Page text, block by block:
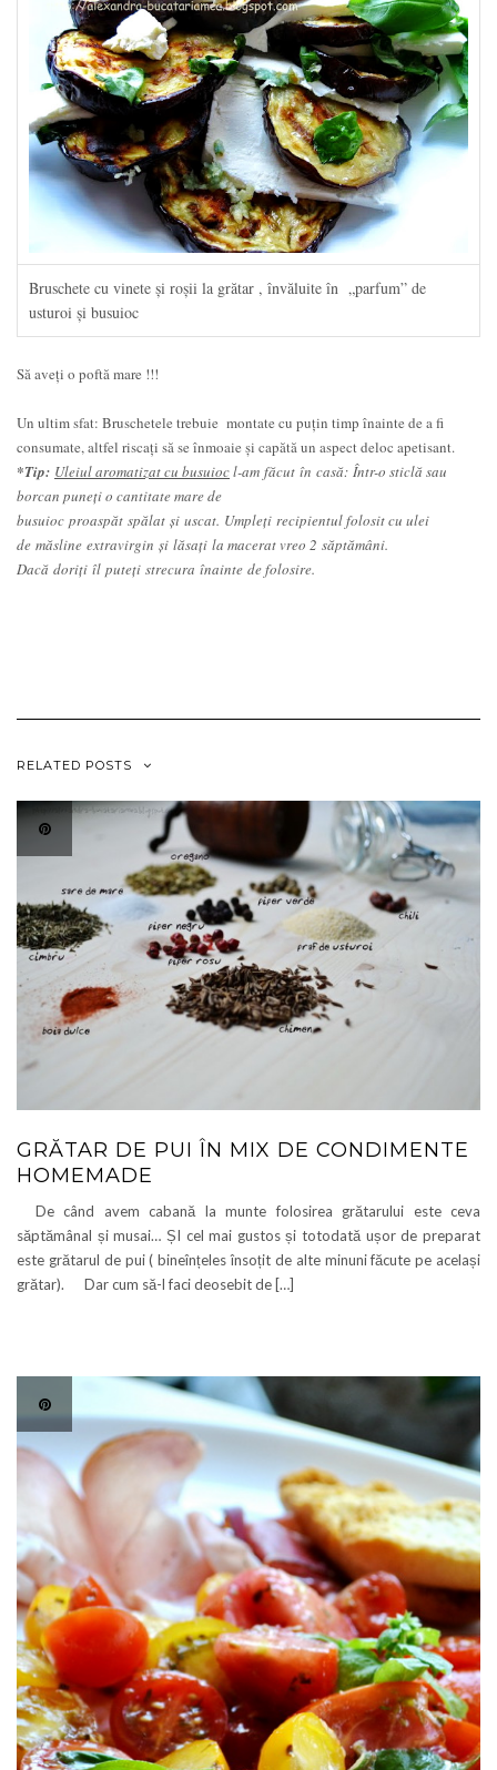
Bruschete cu vinete şi roşii la grătar , învăluite în „parfum” de
usturoi şi busuioc
Să aveţi o poftă mare !!!
Un ultim sfat: Bruschetele trebuie montate cu puțin timp înainte de a fi
consumate, altfel riscați să se înmoaie și capătă un aspect deloc apetisant.
*Tip: Uleiul aromatizat cu busuiocl-am făcut în casă: Într-o sticlă sau
borcan puneți o cantitate mare de
busuioc proaspăt spălat şi uscat. Umpleți recipientul folosit cu ulei
de măsline extravirgin şi lăsați la macerat vreo 2 săptămâni.
Dacă doriți îl puteți strecura înainte de folosire.
RELATED POSTS
GRĂTAR DE PUI ÎN MIX DE CONDIMENTE
HOMEMADE
De când avem cabană la munte folosirea grătarului este ceva
săptămânal și musai… ȘI cel mai gustos și totodată ușor de preparat
este grătarul de pui ( bineînțeles însoțit de alte minuni făcute pe același
grătar). Dar cum să-l faci deosebit de […]